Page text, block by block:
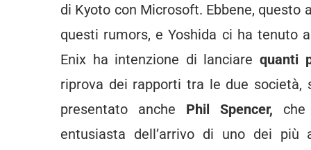
di Kyoto con Microsoft. Ebbene, questo
questi rumors, e Yoshida ci ha tenuto
Enix ha intenzione di lanciarequanti
riprova dei rapporti tra le due società,
presentato anche Phil Spencer,
entusiasta dell’arrivo di uno dei più